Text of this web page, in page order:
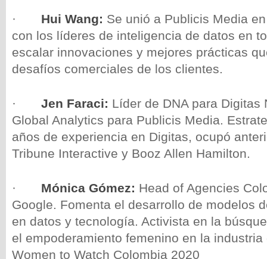
· Hui Wang: Se unió a Publicis Media
con los líderes de inteligencia de datos en
escalar innovaciones y mejores prácticas
desafíos comerciales de los clientes.
· Jen Faraci: Líder de DNA para Digitas
Global Analytics para Publicis Media.
años de experiencia en Digitas, ocupó
Tribune Interactive y Booz Allen Hamilton.
· Mónica Gómez: Head of Agencies
Google. Fomenta el desarrollo de modelos
en datos y tecnología. Activista en la
el empoderamiento femenino en la
Women to Watch Colombia 2020